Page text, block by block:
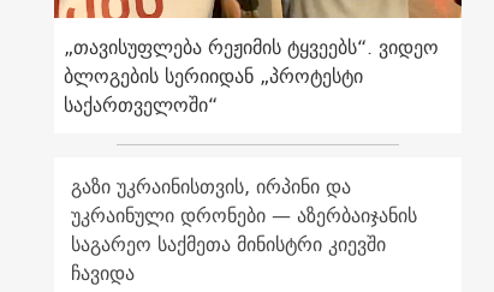
„თავისუფლება რეჟიმის ტყვეებს“. ვიდეო
ბლოგების სერიიდან „პროტესტი
საქართველოში“
გაზი უკრაინისთვის, ირპინი და
უკრაინული დრონები — აზერბაიჯანის
საგარეო საქმეთა მინისტრი კიევში
ჩავიდა